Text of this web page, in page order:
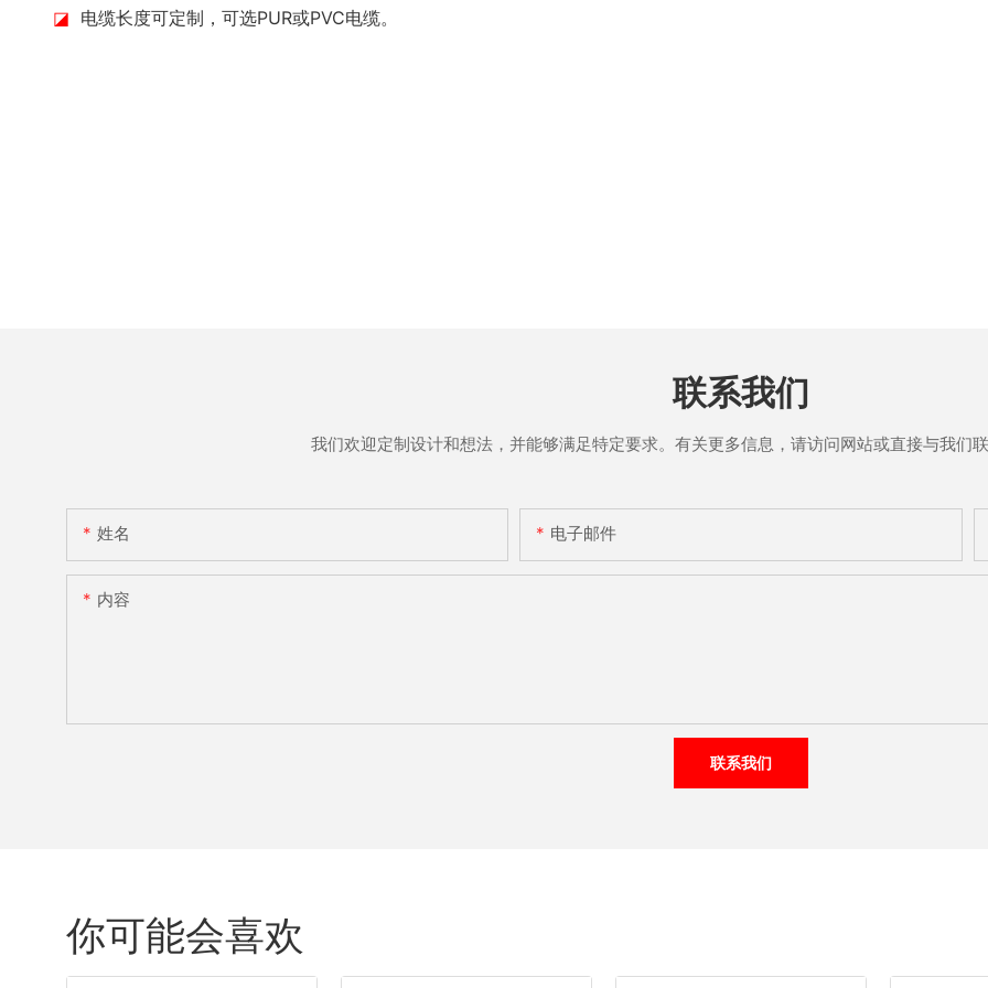
◪ 电缆长度可定制，可选PUR或PVC电缆。
联系我们
我们欢迎定制设计和想法，并能够满足特定要求。有关更多信息，请访问网站或直接与我们
姓名 电子邮件
内容
联系我们
你可能会喜欢